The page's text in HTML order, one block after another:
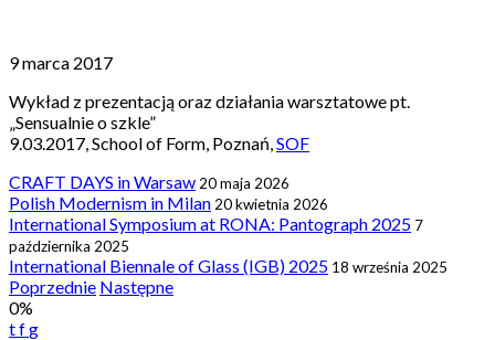
9 marca 2017
Wykład z prezentacją oraz działania warsztatowe pt.
„Sensualnie o szkle”
9.03.2017, School of Form, Poznań, SOF
CRAFT DAYS in Warsaw 20 maja 2026
Polish Modernism in Milan 20 kwietnia 2026
International Symposium at RONA: Pantograph 2025 7
października 2025
International Biennale of Glass (IGB) 2025 18 września 2025
Post
navigation
Poprzednie Następne
0%
tfg